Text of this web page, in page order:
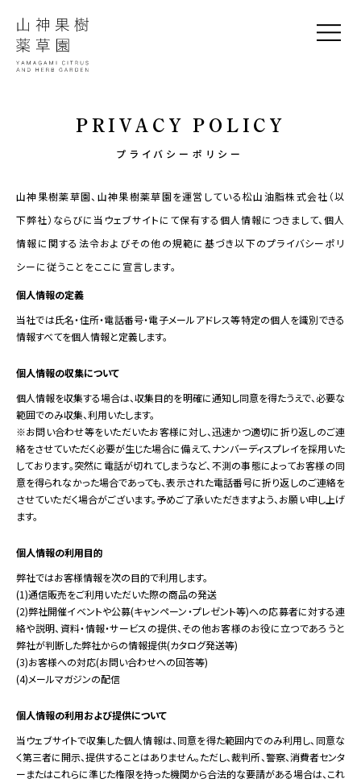
PRIVACY POLICY
プライバシーポリシー
山神果樹薬草園、山神果樹薬草園を運営している松山油脂株式会社（以
下弊社）ならびに当ウェブサイトにて保有する個人情報につきまして、個人
情報に関する法令およびその他の規範に基づき以下のプライバシーポリ
シーに従うことをここに宣言します。
個人情報の定義
当社では氏名・住所・電話番号・電子メールアドレス等特定の個人を識別できる
情報すべてを個人情報と定義します。
個人情報の収集について
個人情報を収集する場合は、収集目的を明確に通知し同意を得たうえで、必要な
範囲でのみ収集、利用いたします。
※お問い合わせ等をいただいたお客様に対し、迅速かつ適切に折り返しのご連
絡をさせていただく必要が生じた場合に備えて、ナンバーディスプレイを採用いた
しております。突然に電話が切れてしまうなど、不測の事態によってお客様の同
意を得られなかった場合であっても、表示された電話番号に折り返しのご連絡を
させていただく場合がございます。予めご了承いただきますよう、お願い申し上げ
ます。
個人情報の利用目的
弊社ではお客様情報を次の目的で利用します。
(1)通信販売をご利用いただいた際の商品の発送
(2)弊社開催イベントや公募(キャンペーン・プレゼント等)への応募者に対する連
絡や説明、資料・情報・サービスの提供、その他お客様のお役に立つであろうと
弊社が判断した弊社からの情報提供(カタログ発送等)
(3)お客様への対応(お問い合わせへの回答等)
(4)メールマガジンの配信
個人情報の利用および提供について
当ウェブサイトで収集した個人情報は、同意を得た範囲内でのみ利用し、同意な
く第三者に開示、提供することはありません。ただし、裁判所、警察、消費者センタ
ーまたはこれらに準じた権限を持った機関から合法的な要請がある場合は、これ